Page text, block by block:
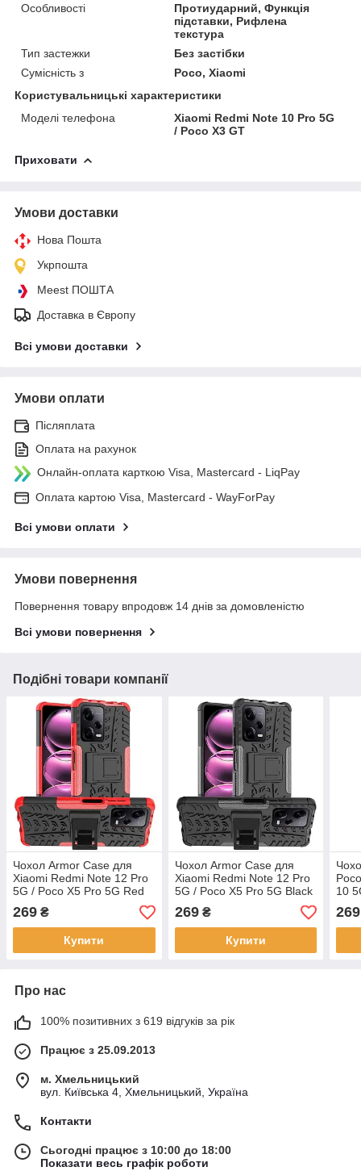
Особливості
Протиударний, Функція
підставки, Рифлена
текстура
Тип застежки
Без застібки
Сумісність з
Poco, Xiaomi
Користувальницькі характеристики
Моделі телефона
Xiaomi Redmi Note 10 Pro 5G
/ Poco X3 GT
Приховати
Умови доставки
Нова Пошта
Укрпошта
Meest ПОШТА
Доставка в Європу
Всі умови доставки
Умови оплати
Післяплата
Оплата на рахунок
Онлайн-оплата карткою Visa, Mastercard - LiqPay
Оплата картою Visa, Mastercard - WayForPay
Всі умови оплати
Умови повернення
Повернення товару впродовж 14 днів за домовленістю
Всі умови повернення
Подібні товари компанії
Чохол Armor Case для
Xiaomi Redmi Note 12 Pro
5G / Poco X5 Pro 5G Red
269 ₴
Купити
Чохол Armor Case для
Xiaomi Redmi Note 12 Pro
5G / Poco X5 Pro 5G Black
269₴
Купити
10
269
Про нас
100% позитивних з 619 відгуків за рік
Працює з 25.09.2013
м. Хмельницький
вул. Київська 4, Хмельницький, Україна
Контакти
Сьогодні працює з 10:00 до 18:00
Показати весь графік роботи